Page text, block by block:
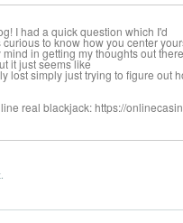
I had a quick question which I'd
to know how you center
in getting my thoughts out
it just seems like
lost simply just trying to figure out
real blackjack: https://